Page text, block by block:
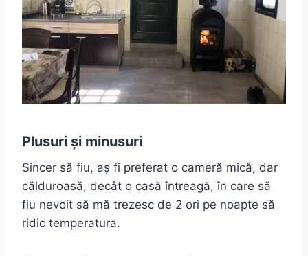
Plusuri și minusuri
Sincer să fiu, aș fi preferat o cameră mică, dar
călduroasă, decât o casă întreagă, în care să
fiu nevoit să mă trezesc de 2 ori pe noapte să
ridic temperatura.